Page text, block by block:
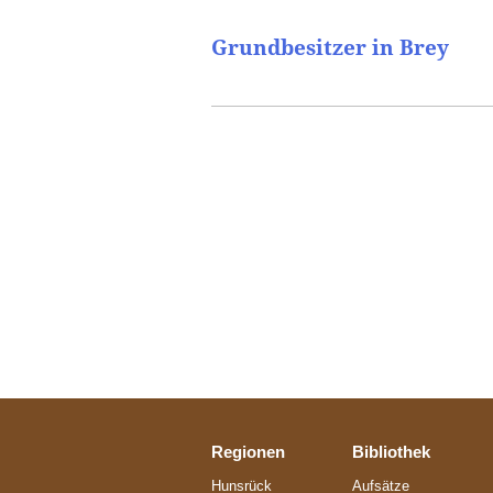
Grundbesitzer in Brey
Regionen
Hunsrück
Bibliothek
Aufsätze